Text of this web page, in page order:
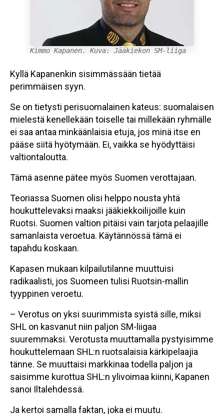
Kimmo Kapanen. Kuva: Jääkiekon SM-liiga
Kyllä Kapanenkin sisimmässään tietää
perimmäisen syyn.
Se on tietysti perisuomalainen kateus: suomalaisen
mielestä kenellekään toiselle tai millekään ryhmälle
ei saa antaa minkäänlaisia etuja, jos minä itse en
pääse siitä hyötymään. Ei, vaikka se hyödyttäisi
valtiontaloutta.
Tämä asenne pätee myös Suomen verottajaan.
Teoriassa Suomen olisi helppo nousta yhtä
houkuttelevaksi maaksi jääkiekkoilijoille kuin
Ruotsi. Suomen valtion pitäisi vain tarjota pelaajille
samanlaista veroetua. Käytännössä tämä ei
tapahdu koskaan.
Kapasen mukaan kilpailutilanne muuttuisi
radikaalisti, jos Suomeen tulisi Ruotsin-mallin
tyyppinen veroetu.
– Verotus on yksi suurimmista syistä sille, miksi
SHL on kasvanut niin paljon SM-liigaa
suuremmaksi. Verotusta muuttamalla pystyisimme
houkuttelemaan SHL:n ruotsalaisia kärkipelaajia
tänne. Se muuttaisi markkinaa todella paljon ja
saisimme kurottua SHL:n ylivoimaa kiinni, Kapanen
sanoi Iltalehdessä.
Ja kertoi samalla faktan, joka ei muutu.